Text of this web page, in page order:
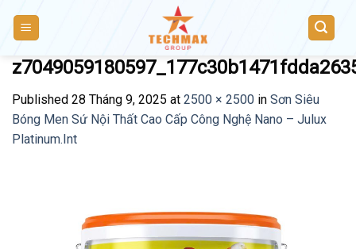
Published 28 Tháng 9, 2025 at 2500 × 2500 in Sơn Siêu
Bóng Men Sứ Nội Thất Cao Cấp Công Nghệ Nano – Julux
Platinum.Int